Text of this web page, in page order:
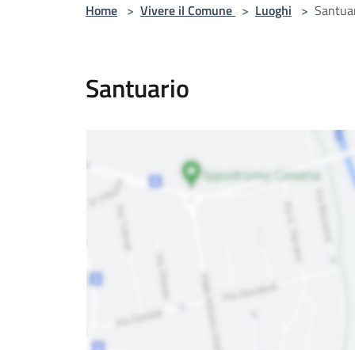
Home > Vivere il Comune > Luoghi >
Santuario